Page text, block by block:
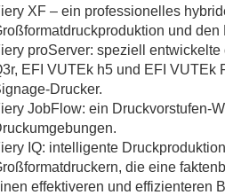
XF – ein professionelles
und den
proServer: speziell
EFI VUTEk h5 und EFI VUTEk
Drucker.
JobFlow: ein Druckvorstufen-
IQ: intelligente
die eine
effektiveren und effizienteren